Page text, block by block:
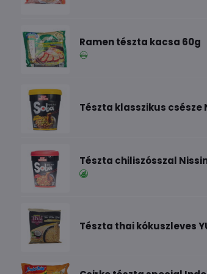
Ramen tészta kacsa 60g
Tészta klasszikus csésze
Tészta chiliszósszal
Tészta thai kókuszleves